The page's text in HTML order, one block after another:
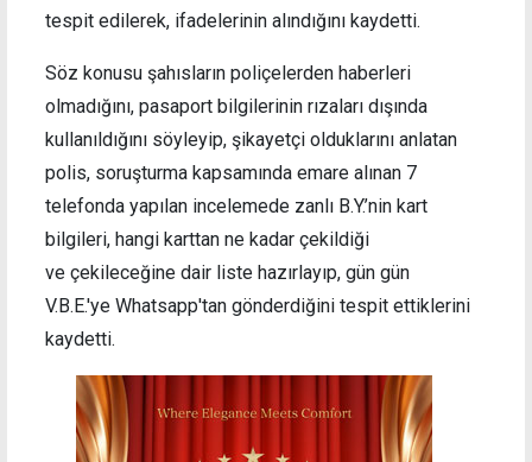
tespit edilerek, ifadelerinin alındığını kaydetti.
Söz konusu şahısların poliçelerden haberleri
olmadığını, pasaport bilgilerinin rızaları dışında
kullanıldığını söyleyip, şikayetçi olduklarını anlatan
polis, soruşturma kapsamında emare alınan 7
telefonda yapılan incelemede zanlı B.Y.’nin kart
bilgileri, hangi karttan ne kadar çekildiği
ve çekileceğine dair liste hazırlayıp, gün gün
V.B.E.'ye Whatsapp'tan gönderdiğini tespit ettiklerini
kaydetti.